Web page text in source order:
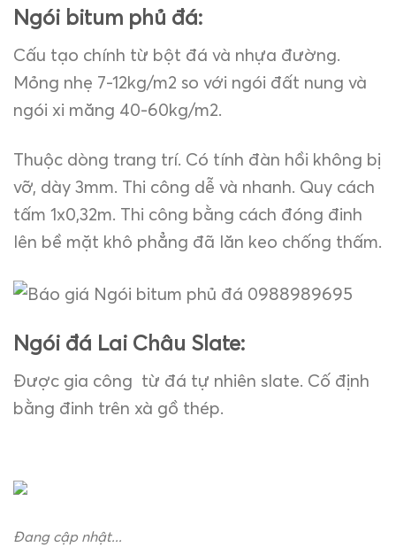
Ngói bitum phủ đá:
Cấu tạo chính từ bột đá và nhựa đường.
Mỏng nhẹ 7-12kg/m2 so với ngói đất nung và
ngói xi măng 40-60kg/m2.
Thuộc dòng trang trí. Có tính đàn hồi không bị
vỡ, dày 3mm. Thi công dễ và nhanh. Quy cách
tấm 1x0,32m. Thi công bằng cách đóng đinh
lên bề mặt khô phẳng đã lăn keo chống thấm.
Ngói đá Lai Châu Slate:
Được gia công từ đá tự nhiên slate. Cố định
bằng đinh trên xà gồ thép.
Đang cập nhật...